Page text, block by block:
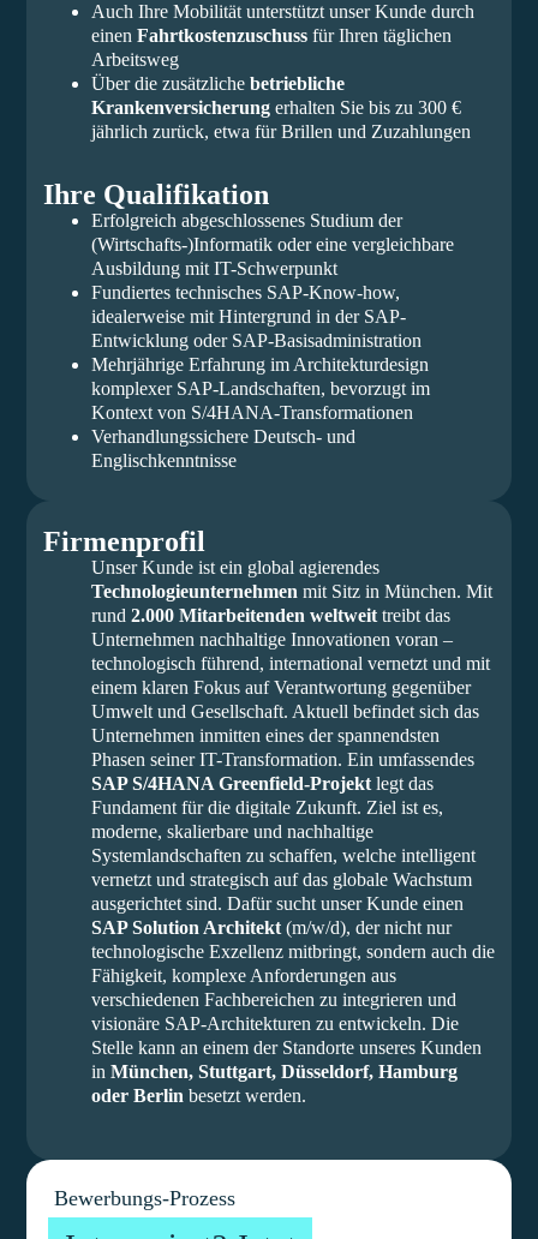
Auch Ihre Mobilität unterstützt unser Kunde durch
einen Fahrtkostenzuschuss für Ihren täglichen
Arbeitsweg
Über die zusätzliche betriebliche
Krankenversicherung erhalten Sie bis zu 300 €
jährlich zurück, etwa für Brillen und Zuzahlungen
Ihre Qualifikation
Erfolgreich abgeschlossenes Studium der
(Wirtschafts-)Informatik oder eine vergleichbare
Ausbildung mit IT-Schwerpunkt
Fundiertes technisches SAP-Know-how,
idealerweise mit Hintergrund in der SAP-
Entwicklung oder SAP-Basisadministration
Mehrjährige Erfahrung im Architekturdesign
komplexer SAP-Landschaften, bevorzugt im
Kontext von S/4HANA-Transformationen
Verhandlungssichere Deutsch- und
Englischkenntnisse
Firmenprofil
Unser Kunde ist ein global agierendes
Technologieunternehmen mit Sitz in München. Mit
rund 2.000 Mitarbeitenden weltweit treibt das
Unternehmen nachhaltige Innovationen voran –
technologisch führend, international vernetzt und mit
einem klaren Fokus auf Verantwortung gegenüber
Umwelt und Gesellschaft. Aktuell befindet sich das
Unternehmen inmitten eines der spannendsten
Phasen seiner IT-Transformation. Ein umfassendes
SAP S/4HANA Greenfield-Projekt legt das
Fundament für die digitale Zukunft. Ziel ist es,
moderne, skalierbare und nachhaltige
Systemlandschaften zu schaffen, welche intelligent
vernetzt und strategisch auf das globale Wachstum
ausgerichtet sind. Dafür sucht unser Kunde einen
SAP Solution Architekt (m/w/d), der nicht nur
technologische Exzellenz mitbringt, sondern auch die
Fähigkeit, komplexe Anforderungen aus
verschiedenen Fachbereichen zu integrieren und
visionäre SAP-Architekturen zu entwickeln. Die
Stelle kann an einem der Standorte unseres Kunden
in München, Stuttgart, Düsseldorf, Hamburg
oder Berlin besetzt werden.
Bewerbungs-Prozess